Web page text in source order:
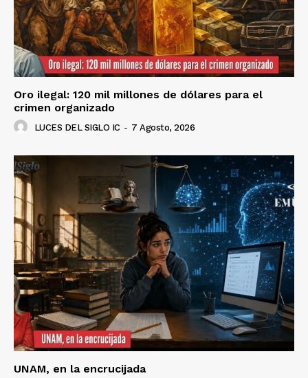
Oro ilegal: 120 mil millones de dólares para el
crimen organizado
LUCES DEL SIGLO IC - 7 Agosto, 2026
UNAM, en la encrucijada